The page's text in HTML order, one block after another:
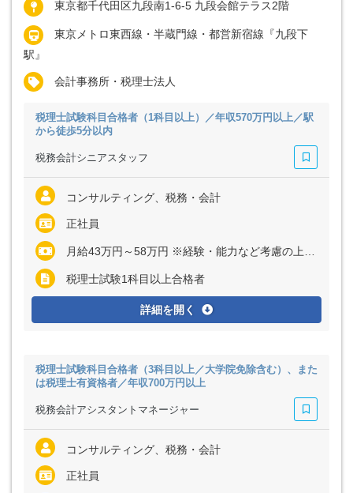
東京都千代田区九段南1-6-5 九段会館テラス2階
東京メトロ東西線・半蔵門線・都営新宿線『九段下
駅』
会計事務所・税理士法人
税理士試験科目合格者（1科目以上）／年収570万円以上／駅
から徒歩5分以内
税務会計シニアスタッフ
コンサルティング、税務・会計
正社員
月給43万円～58万円 ※経験・能力など考慮の上、決定いたします ※残業代は全額支給
税理士試験1科目以上合格者
詳細を開く
税理士試験科目合格者（3科目以上／大学院免除含む）、また
は税理士有資格者／年収700万円以上
税務会計アシスタントマネージャー
コンサルティング、税務・会計
正社員